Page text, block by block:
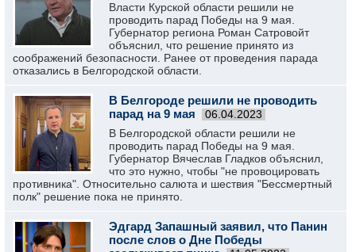
Власти Курской области решили не
проводить парад Победы на 9 мая.
Губернатор региона Роман Сатровойт
объяснил, что решение принято из
соображений безопасности. Ранее от проведения парада
отказались в Белгородской области.
В Белгороде решили не проводить
парад на 9 мая
06.04.2023
В Белгородской области решили не
проводить парад Победы на 9 мая.
Губернатор Вячеслав Гладков объяснил,
что это нужно, чтобы "не провоцировать
противника". Относительно салюта и шествия "Бессмертный
полк" решение пока не принято.
Эдгард Запашный заявил, что Панин
после слов о Дне Победы